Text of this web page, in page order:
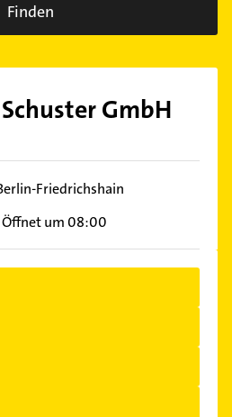
Finden
GmbH
Friedrichshain
Öffnet um 08:00